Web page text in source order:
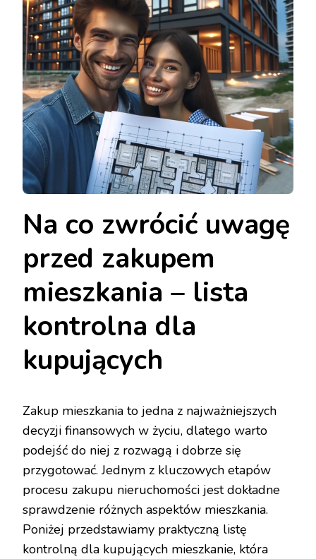
Na co zwrócić uwagę
przed zakupem
mieszkania – lista
kontrolna dla
kupujących
Zakup mieszkania to jedna z najważniejszych
decyzji finansowych w życiu, dlatego warto
podejść do niej z rozwagą i dobrze się
przygotować. Jednym z kluczowych etapów
procesu zakupu nieruchomości jest dokładne
sprawdzenie różnych aspektów mieszkania.
Poniżej przedstawiamy praktyczną listę
kontrolną dla kupujących mieszkanie, która